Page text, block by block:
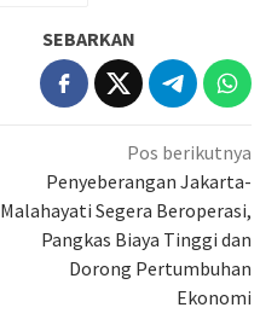
SEBARKAN
Pos berikutnya
Penyeberangan Jakarta-
Malahayati Segera Beroperasi,
Pangkas Biaya Tinggi dan
Dorong Pertumbuhan
Ekonomi